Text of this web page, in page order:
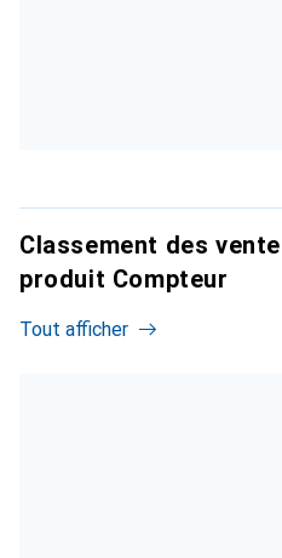
Classement des
produit Compteur
Tout afficher